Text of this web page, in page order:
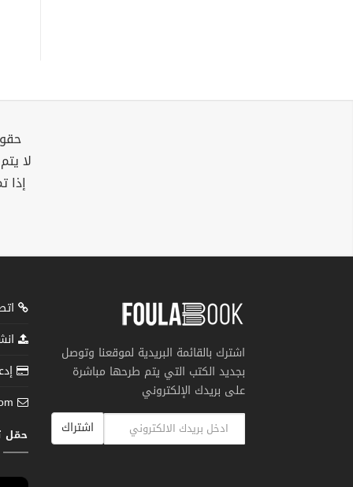
لا
إذا
اشترك بالقائمة البريدية لموقعنا وتوصل
بجديد الكتب التي يتم طرحها مباشرة
على بريدك الإلكتروني
اشتراك
حمّل